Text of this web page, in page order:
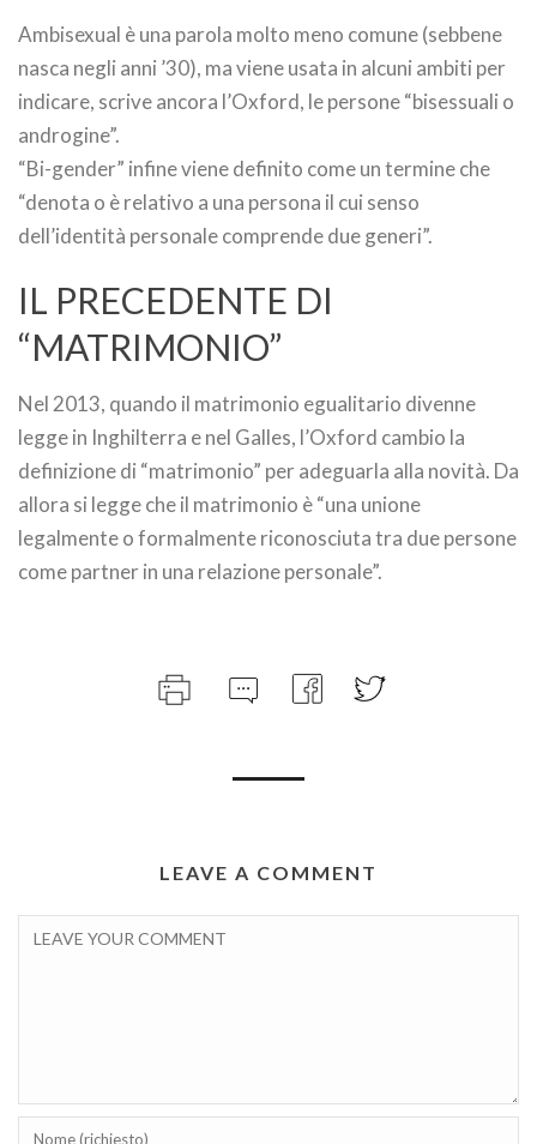
Ambisexual è una parola molto meno comune (sebbene
nasca negli anni ’30), ma viene usata in alcuni ambiti per
indicare, scrive ancora l’Oxford, le persone “bisessuali o
androgine”.
“Bi-gender” infine viene definito come un termine che
“denota o è relativo a una persona il cui senso
dell’identità personale comprende due generi”.
IL PRECEDENTE DI
“MATRIMONIO”
Nel 2013, quando il matrimonio egualitario divenne
legge in Inghilterra e nel Galles, l’Oxford cambio la
definizione di “matrimonio” per adeguarla alla novità. Da
allora si legge che il matrimonio è “una unione
legalmente o formalmente riconosciuta tra due persone
come partner in una relazione personale”.
LEAVE A COMMENT